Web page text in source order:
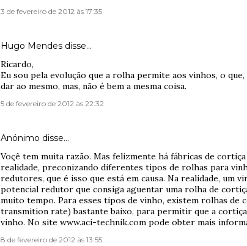
3 de fevereiro de 2012 às 17:35
Hugo Mendes disse…
Ricardo,
Eu sou pela evolução que a rolha permite aos vinhos, o
dar ao mesmo, mas, não é bem a mesma coisa.
5 de fevereiro de 2012 às 22:32
Anónimo disse…
Voçê tem muita razão. Mas felizmente há fábricas de
realidade, preconizando diferentes tipos de rolhas para
redutores, que é isso que está em causa. Na realidade, um
potencial redutor que consiga aguentar uma rolha de
muito tempo. Para esses tipos de vinho, existem rolhas de
transmition rate) bastante baixo, para permitir que a
vinho. No site www.aci-technik.com pode obter mais
8 de fevereiro de 2012 às 13:55